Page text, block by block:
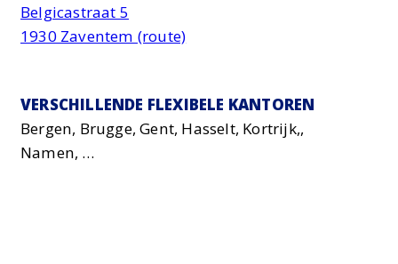
Belgicastraat 5
1930 Zaventem (route)
VERSCHILLENDE FLEXIBELE KANTOREN
Bergen, Brugge, Gent, Hasselt, Kortrijk,,
Namen, …